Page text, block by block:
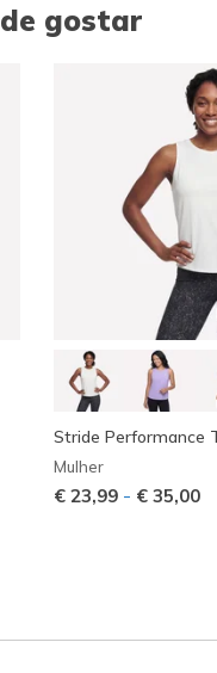
gostar
Stride Performance
Mulher
€ 23,99 - € 35,00